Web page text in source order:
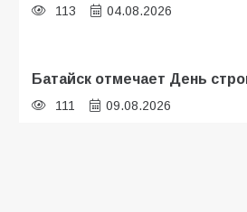
113 04.08.2026
Батайск отмечает День
111 09.08.2026